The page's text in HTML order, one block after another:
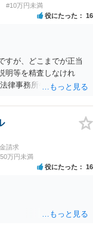
#10万円未満
役にたった 16
すが、どこまでが正当
明等を精査しなけれ
律事務所や、市役所・
)も親身に相談に乗
すすめします。
請求
万円未満
役にたった 16